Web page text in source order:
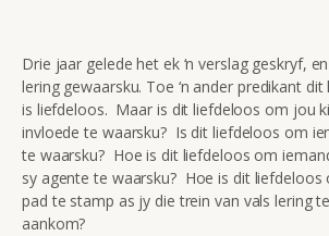
Drie jaar gelede het ek ‘n verslag geskryf,
lering gewaarsku. Toe ‘n ander predikant
is liefdeloos. Maar is dit liefdeloos om jou
invloede te waarsku? Is dit liefdeloos om
te waarsku? Hoe is dit liefdeloos om
sy agente te waarsku? Hoe is dit liefdeloos
pad te stamp as jy die trein van vals lering
aankom?